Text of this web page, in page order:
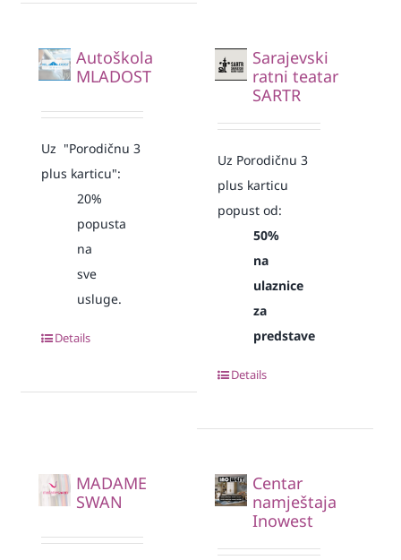
Autoškola
MLADOST
Uz "Porodičnu 3
plus karticu":
20%
popusta
na
sve
usluge.
Details
Sarajevski
ratni teatar
SARTR
Uz Porodičnu 3
plus karticu
popust od:
50%
na
ulaznice
za
predstave
Details
MADAME
SWAN
Centar
namještaja
Inowest